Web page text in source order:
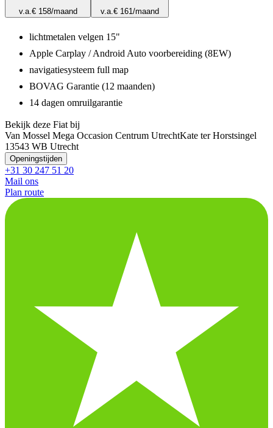
v.a.€ 158/maand v.a.€ 161/maand
lichtmetalen velgen 15"
Apple Carplay / Android Auto voorbereiding (8EW)
navigatiesysteem full map
BOVAG Garantie (12 maanden)
14 dagen omruilgarantie
Bekijk deze Fiat bij
Van Mossel Mega Occasion Centrum UtrechtKate ter Horstsingel
13543 WB Utrecht
Openingstijden
+31 30 247 51 20
Mail ons
Plan route